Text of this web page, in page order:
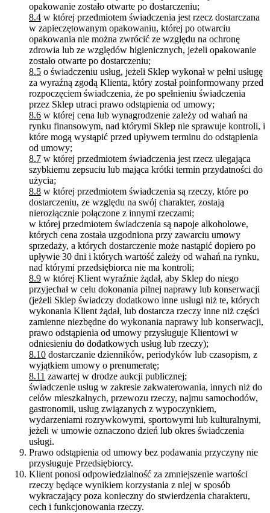
opakowanie zostało otwarte po dostarczeniu;
8.4 w której przedmiotem świadczenia jest rzecz dostarczana
w zapieczętowanym opakowaniu, której po otwarciu
opakowania nie można zwrócić ze względu na ochronę
zdrowia lub ze względów higienicznych, jeżeli opakowanie
zostało otwarte po dostarczeniu;
8.5 o świadczeniu usług, jeżeli Sklep wykonał w pełni usługę
za wyraźną zgodą Klienta, który został poinformowany przed
rozpoczęciem świadczenia, że po spełnieniu świadczenia
przez Sklep utraci prawo odstąpienia od umowy;
8.6 w której cena lub wynagrodzenie zależy od wahań na
rynku finansowym, nad którymi Sklep nie sprawuje kontroli, i
które mogą wystąpić przed upływem terminu do odstąpienia
od umowy;
8.7 w której przedmiotem świadczenia jest rzecz ulegająca
szybkiemu zepsuciu lub mająca krótki termin przydatności do
użycia;
8.8 w której przedmiotem świadczenia są rzeczy, które po
dostarczeniu, ze względu na swój charakter, zostają
nierozłącznie połączone z innymi rzeczami;
w której przedmiotem świadczenia są napoje alkoholowe,
których cena została uzgodniona przy zawarciu umowy
sprzedaży, a których dostarczenie może nastąpić dopiero po
upływie 30 dni i których wartość zależy od wahań na rynku,
nad którymi przedsiębiorca nie ma kontroli;
8.9 w której Klient wyraźnie żądał, aby Sklep do niego
przyjechał w celu dokonania pilnej naprawy lub konserwacji
(jeżeli Sklep świadczy dodatkowo inne usługi niż te, których
wykonania Klient żądał, lub dostarcza rzeczy inne niż części
zamienne niezbędne do wykonania naprawy lub konserwacji,
prawo odstąpienia od umowy przysługuje Klientowi w
odniesieniu do dodatkowych usług lub rzeczy);
8.10 dostarczanie dzienników, periodyków lub czasopism, z
wyjątkiem umowy o prenumeratę;
8.11 zawartej w drodze aukcji publicznej;
świadczenie usług w zakresie zakwaterowania, innych niż do
celów mieszkalnych, przewozu rzeczy, najmu samochodów,
gastronomii, usług związanych z wypoczynkiem,
wydarzeniami rozrywkowymi, sportowymi lub kulturalnymi,
jeżeli w umowie oznaczono dzień lub okres świadczenia
usługi.
Prawo odstąpienia od umowy bez podawania przyczyny nie
przysługuje Przedsiębiorcy.
Klient ponosi odpowiedzialność za zmniejszenie wartości
rzeczy będące wynikiem korzystania z niej w sposób
wykraczający poza konieczny do stwierdzenia charakteru,
cech i funkcjonowania rzeczy.